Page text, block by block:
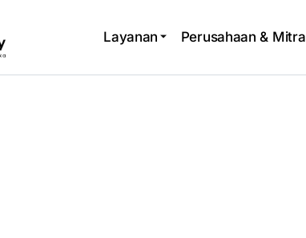
Layanan Perusahaan & Mitra